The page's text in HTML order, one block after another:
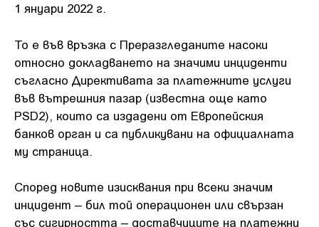
1 януари 2022 г.
То е във връзка с Преразгледаните насоки
относно докладването на значими инциденти
съгласно Директивата за платежните услуги
във вътрешния пазар (известна още като
PSD2), които са издадени от Европейския
банков орган и са публикувани на официалната
му страница.
Според новите изисквания при всеки значим
инцидент – бил той операционен или свързан
със сигурността – доставчиците на платежни